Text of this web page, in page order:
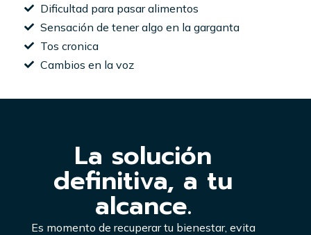
Dificultad para pasar alimentos
Sensación de tener algo en la garganta
Tos cronica
Cambios en la voz
La solución
definitiva, a tu
alcance.
Es momento de recuperar tu bienestar, evita